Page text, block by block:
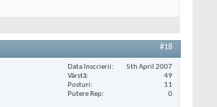
#18
Data înscrierii
5th April 2007
Vârstă
49
Posturi
11
Putere Rep
0